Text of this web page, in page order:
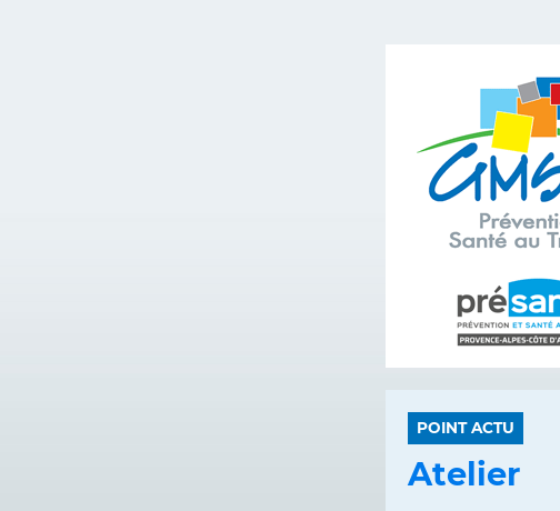
POINT ACTU
Atelier